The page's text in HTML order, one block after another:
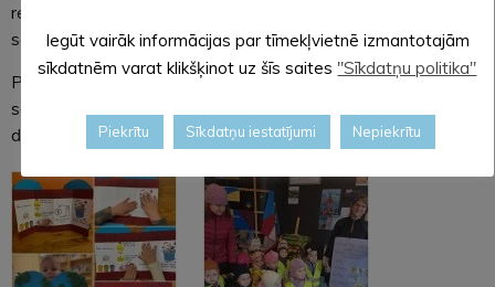
rezultātiem un izvērtēt jomas, kur iespējams neradīt vai
samazināt atkritumu daudzumu savās mājās.
Planētai tiešām vajag varoņus, kas ne kampaņveidīgi, bet
savā ikdienā izvēlas rīkoties apkārtējai videi un cilvēkiem
draudzīgi!
Iegūt vairāk informācijas par tīmekļvietnē izmantotajām
sīkdatnēm varat klikšķinot uz šīs saites "Sīkdatņu politika"
Piekrītu Sīkdatņu iestatījumi Nepiekrītu